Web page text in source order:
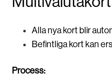
Alla nya kort blir
Befintliga kort kan
Process: